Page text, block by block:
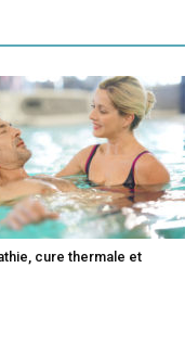
cure thermale et